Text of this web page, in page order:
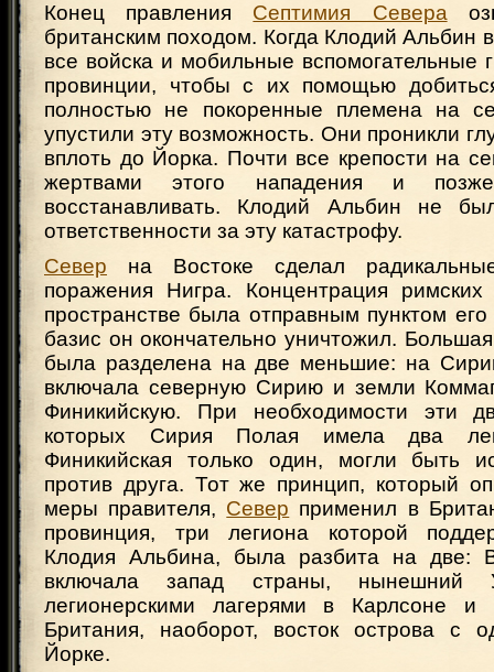
Конец правления Септимия Севера
британским походом. Когда Клодий Альбин
все войска и мобильные вспомогательные
провинции, чтобы с их помощью
полностью не покоренные племена на
упустили эту возможность. Они проникли
вплоть до Йорка. Почти все крепости на
жертвами этого нападения и
восстанавливать. Клодий Альбин не
ответственности за эту катастрофу.
Север на Востоке сделал
поражения Нигра. Концентрация
пространстве была отправным пунктом его
базис он окончательно уничтожил.
была разделена на две меньшие: на
включала северную Сирию и земли
Финикийскую. При необходимости эти
которых Сирия Полая имела два
Финикийская только один, могли быть
против друга. Тот же принцип, который
меры правителя, Север применил в
провинция, три легиона которой
Клодия Альбина, была разбита на две:
включала запад страны,
легионерскими лагерями в Карлсоне и
Британия, наоборот, восток острова с
Йорке.